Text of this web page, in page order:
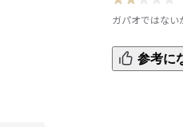
したが、ちょっと
ガパオではない
ガパオと思っ
別の食べ物
参考に